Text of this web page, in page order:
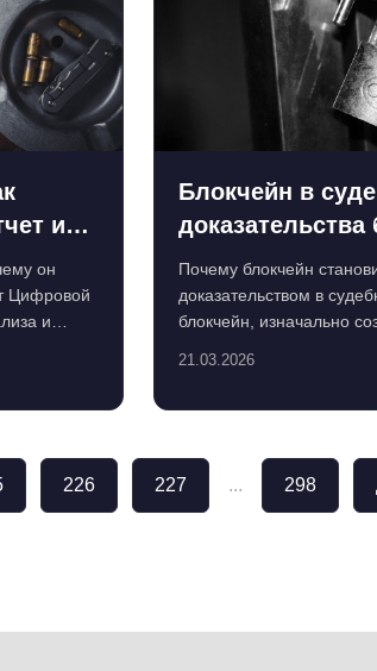
и
он
Цифровой
и
Блокчейн в
доказательства
защищают ваши
приватность
Почему блокчейн
доказательством в судебных
блокчейн, изначально
21.03.2026
226 227 ... 298